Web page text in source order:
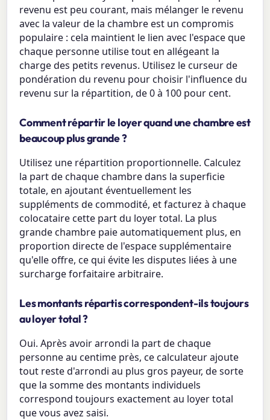
revenu est peu courant, mais mélanger le revenu
avec la valeur de la chambre est un compromis
populaire : cela maintient le lien avec l'espace que
chaque personne utilise tout en allégeant la
charge des petits revenus. Utilisez le curseur de
pondération du revenu pour choisir l'influence du
revenu sur la répartition, de 0 à 100 pour cent.
Comment répartir le loyer quand une chambre est
beaucoup plus grande ?
Utilisez une répartition proportionnelle. Calculez
la part de chaque chambre dans la superficie
totale, en ajoutant éventuellement les
suppléments de commodité, et facturez à chaque
colocataire cette part du loyer total. La plus
grande chambre paie automatiquement plus, en
proportion directe de l'espace supplémentaire
qu'elle offre, ce qui évite les disputes liées à une
surcharge forfaitaire arbitraire.
Les montants répartis correspondent-ils toujours
au loyer total ?
Oui. Après avoir arrondi la part de chaque
personne au centime près, ce calculateur ajoute
tout reste d'arrondi au plus gros payeur, de sorte
que la somme des montants individuels
correspond toujours exactement au loyer total
que vous avez saisi.